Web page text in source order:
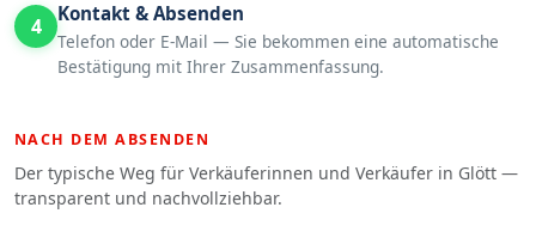
4 Kontakt & Absenden
Telefon oder E-Mail — Sie bekommen eine automatische
Bestätigung mit Ihrer Zusammenfassung.
NACH DEM ABSENDEN
Der typische Weg für Verkäuferinnen und Verkäufer in Glött —
transparent und nachvollziehbar.